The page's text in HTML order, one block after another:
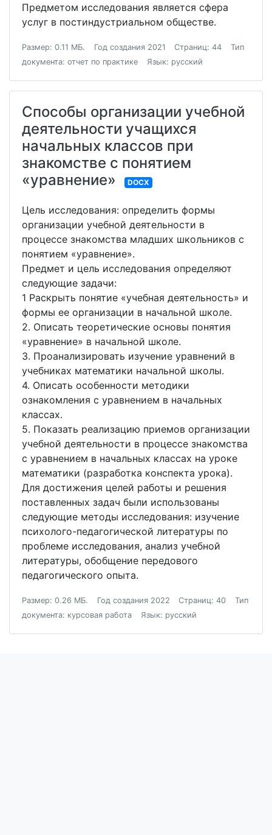
Предметом исследования является сфера
услуг в постиндустриальном обществе.
Размер: 0.11 МБ. Год создания 2021 Страниц: 44
Тип
документа: отчет по практике
Язык: русский
Способы организации учебной
деятельности учащихся
начальных классов при
знакомстве с понятием
«уравнение»
DOCX
Цель исследования: определить формы
организации учебной деятельности в
процессе знакомства младших школьников с
понятием «уравнение».
Предмет и цель исследования определяют
следующие задачи:
1 Раскрыть понятие «учебная деятельность» и
формы ее организации в начальной школе.
2. Описать теоретические основы понятия
«уравнение» в начальной школе.
3. Проанализировать изучение уравнений в
учебниках математики начальной школы.
4. Описать особенности методики
ознакомления с уравнением в начальных
классах.
5. Показать реализацию приемов организации
учебной деятельности в процессе знакомства
с уравнением в начальных классах на уроке
математики (разработка конспекта урока).
Для достижения целей работы и решения
поставленных задач были использованы
следующие методы исследования: изучение
психолого-педагогической литературы по
проблеме исследования, анализ учебной
литературы, обобщение передового
педагогического опыта.
Размер: 0.26 МБ. Год создания 2022 Страниц: 40
Тип
документа: курсовая работа
Язык: русский